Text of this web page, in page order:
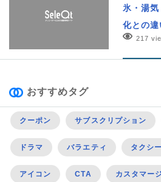
氷・湯
化との
217
おすすめタグ
クーポン サブスクリプション
ドラマ バラエティ タクシ
アイコン CTA カスタマー